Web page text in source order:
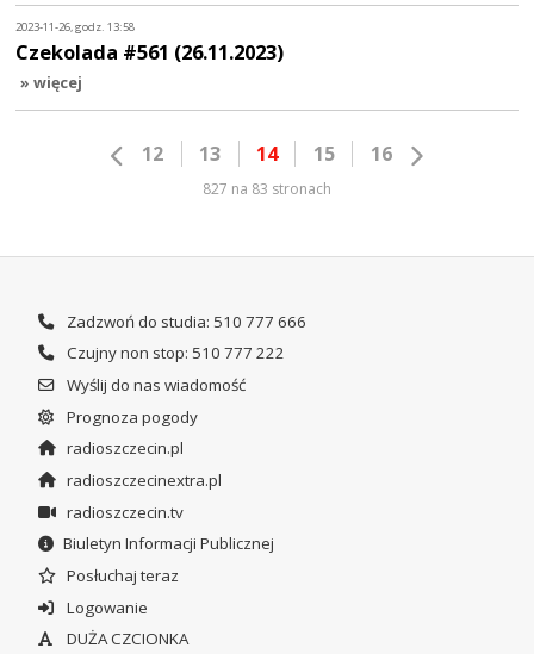
2023-11-26, godz. 13:58
Czekolada #561 (26.11.2023)
» więcej
12 13 14 15 16
827 na 83 stronach
Zadzwoń do studia: 510 777 666
Czujny non stop: 510 777 222
Wyślij do nas wiadomość
Prognoza pogody
radioszczecin.pl
radioszczecinextra.pl
radioszczecin.tv
Biuletyn Informacji Publicznej
Posłuchaj teraz
Logowanie
DUŻA CZCIONKA